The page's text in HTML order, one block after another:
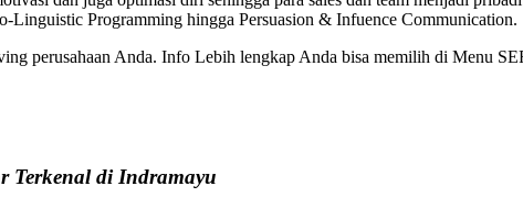
Linguistic Programming hingga Persuasion & Infuence Communication.
perusahaan Anda. Info Lebih lengkap Anda bisa memilih di Menu
di Indramayu